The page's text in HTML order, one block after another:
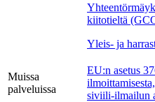
kiitotieltä
Yleis- ja
Muissa
palveluissa
EU:n asetus
siviili-ilmailun